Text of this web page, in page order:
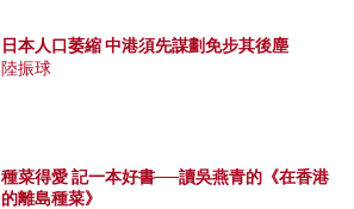
日本人口萎縮 中港須先謀劃免步其後塵
陸振球
種菜得愛 記一本好書──讀吳燕青的《在香港
的離島種菜》